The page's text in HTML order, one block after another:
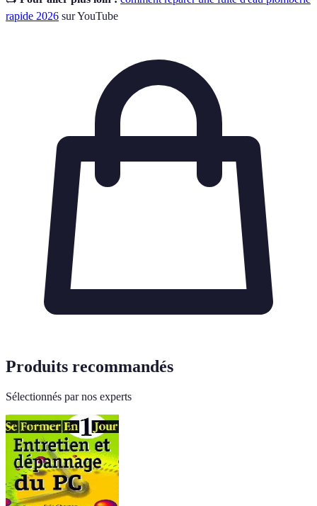
rapide 2026 sur YouTube
Produits recommandés
Sélectionnés par nos experts